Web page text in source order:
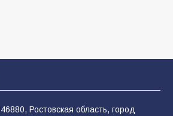
кластера
Ростовская область, город